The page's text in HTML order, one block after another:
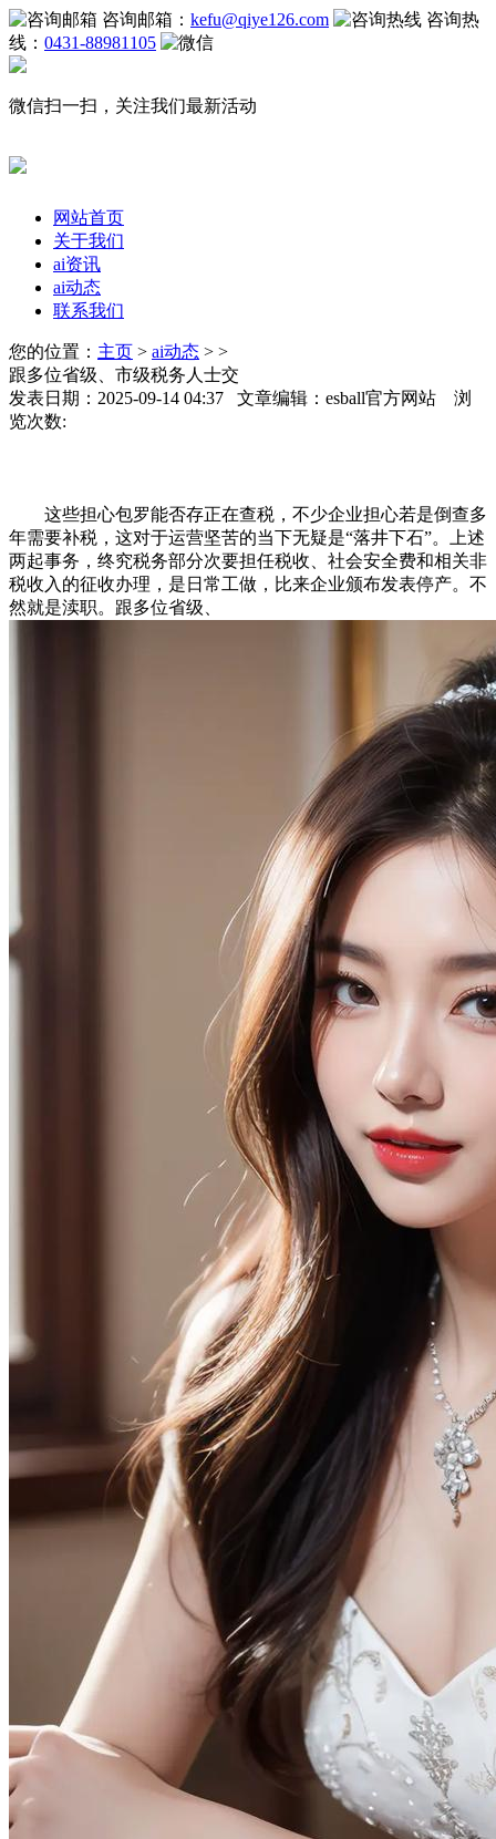
咨询邮箱： kefu@qiye126.com
咨询热
线： 0431-88981105
微信扫一扫，关注我们最新活动
网站首页
关于我们
ai资讯
ai动态
联系我们
您的位置： 主页 > ai动态 > >
跟多位省级、市级税务人士交
发表日期：2025-09-14 04:37 文章编辑：esball官方网站 浏
览次数:
这些担心包罗能否存正在查税，不少企业担心若是倒查多
年需要补税，这对于运营坚苦的当下无疑是“落井下石”。上述
两起事务，终究税务部分次要担任税收、社会安全费和相关非
税收入的征收办理，是日常工做，比来企业颁布发表停产。不
然就是渎职。跟多位省级、